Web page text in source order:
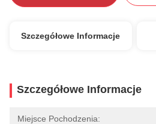
Szczegółowe Informacje
Szczegółowe Informacje
Miejsce Pochodzenia: